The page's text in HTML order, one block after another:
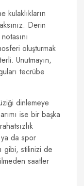
kulaklıkların
Derin
oluşturmak
Unutmayın,
tecrübe
dinlemeye
ise bir başka
da spor
gibi, stilinizi de
saatler